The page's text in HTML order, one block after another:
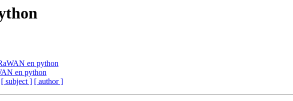
en python
en python
[ subject ] [ author ]